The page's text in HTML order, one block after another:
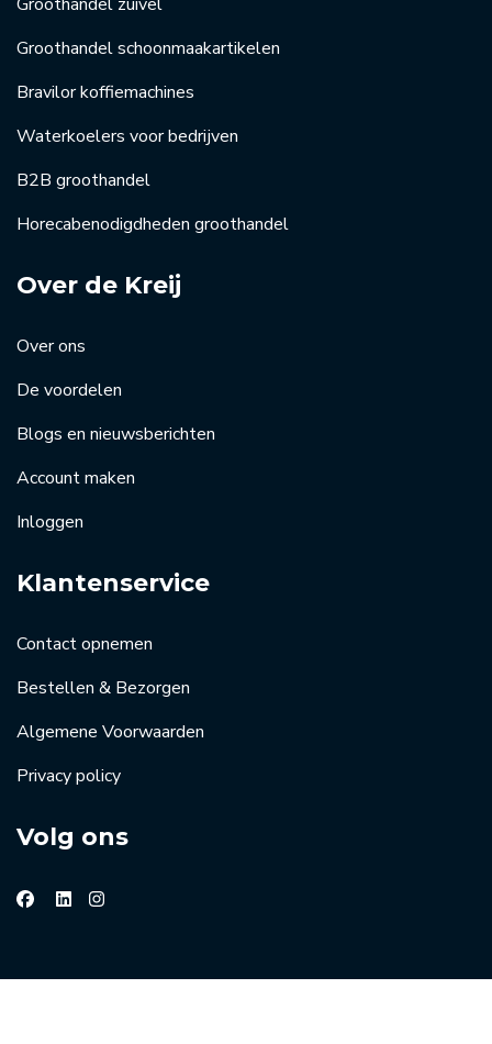
Groothandel schoonmaakartikelen
Bravilor koffiemachines
Waterkoelers voor bedrijven
B2B groothandel
Horecabenodigdheden groothandel
Over de Kreij
Over ons
De voordelen
Blogs en nieuwsberichten
Account maken
Inloggen
Klantenservice
Contact opnemen
Bestellen & Bezorgen
Algemene Voorwaarden
Privacy policy
Volg ons